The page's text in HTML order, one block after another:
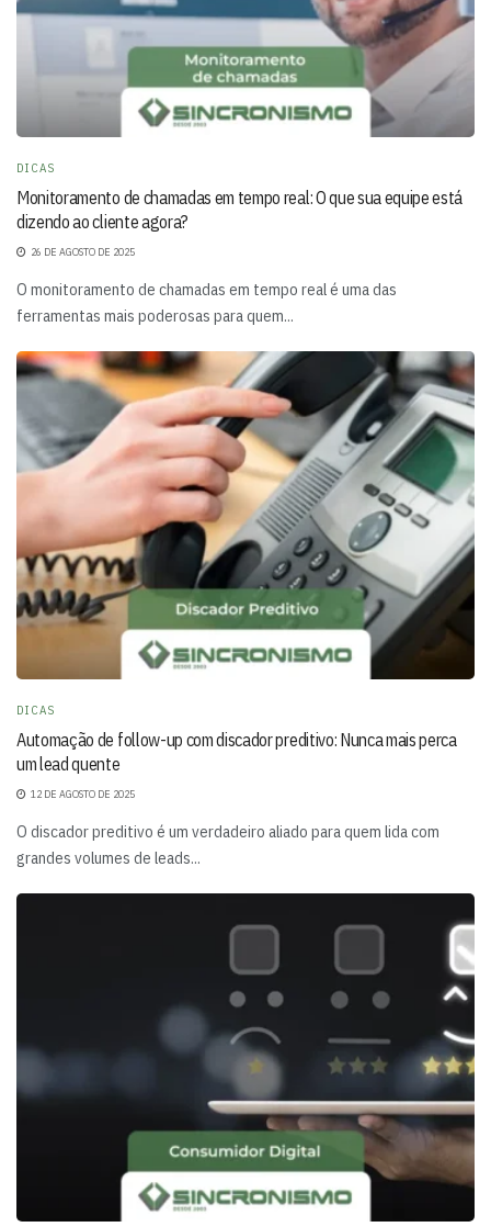
DICAS
Monitoramento de chamadas em tempo real: O que sua equipe está
dizendo ao cliente agora?
26 DE AGOSTO DE 2025
O monitoramento de chamadas em tempo real é uma das
ferramentas mais poderosas para quem...
DICAS
Automação de follow-up com discador preditivo: Nunca mais perca
um lead quente
12 DE AGOSTO DE 2025
O discador preditivo é um verdadeiro aliado para quem lida com
grandes volumes de leads...